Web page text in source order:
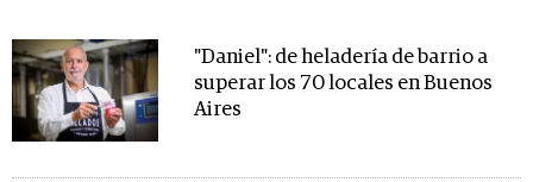
"Daniel": de heladería de barrio a
superar los 70 locales en Buenos
Aires